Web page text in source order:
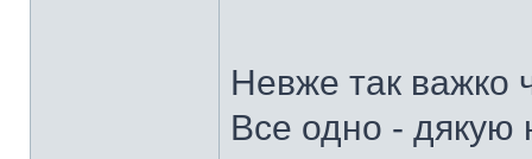
Невже так важко
Все одно - дякую